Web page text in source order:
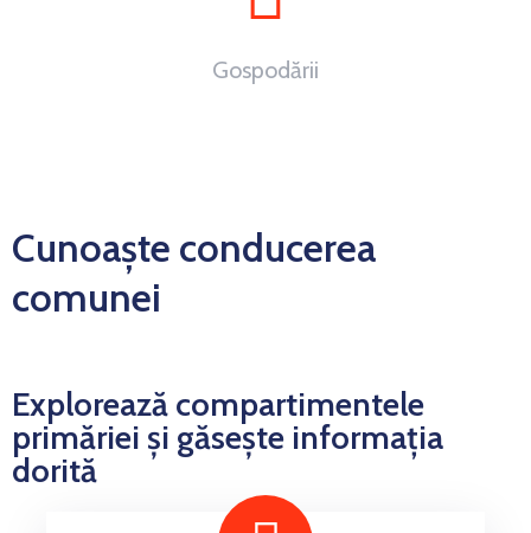
Gospodării
Cunoaște conducerea
comunei
Explorează compartimentele
primăriei și găsește informația
dorită